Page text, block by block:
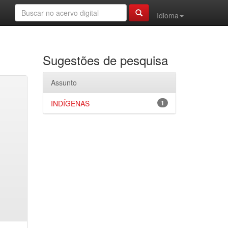
Idioma
Sugestões de pesquisa
Assunto
1
INDÍGENAS